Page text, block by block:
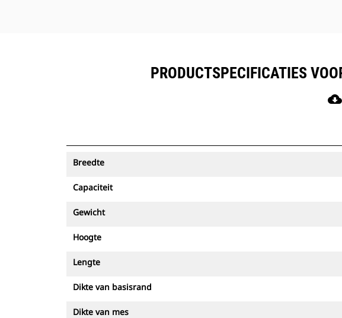
PRODUCTSPECIFICATIES
cloud_download
Breedte
Capaciteit
Gewicht
Hoogte
Lengte
Dikte van basisrand
Dikte van mes